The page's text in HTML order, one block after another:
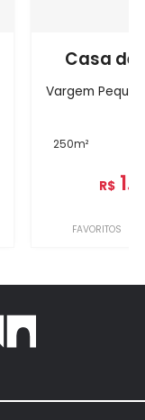
Casa de
Vargem
250m²
R$
FAVORITOS